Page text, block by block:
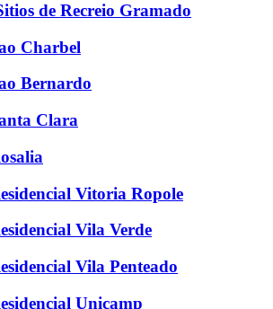
de Recreio Gramado
Charbel
Bernardo
Clara
Vitoria Ropole
Vila Verde
Vila Penteado
Unicamp